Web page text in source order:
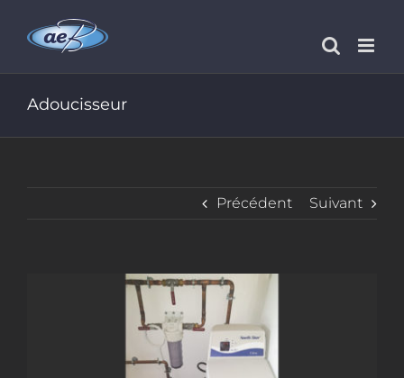
contenu
Adoucisseur
Précédent Suivant